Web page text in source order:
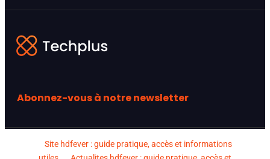
Abonnez-vous à notre newsletter
Site hdfever : guide pratique, accès et informations